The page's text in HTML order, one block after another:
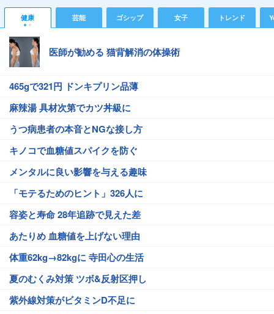
健康 芸能 ゴシップ 女子 トレンド
医師が勧める 猫背解消の体操術
465gで321円 ドンキプリン品薄
麻辣湯 具材次第でカツ丼級に
うつ病患者の本音とNGな接し方
キノコで血糖値スパイクを防ぐ
メンタルに良い影響を与える趣味
「モテるためのヒント」326人に
容姿と寿命 28年追跡で見えた差
あたりめ 血糖値を上げない理由
体重62kg→82kgに 寺田心の生活
夏のむくみ対策 ツボ&反射区押し
紫外線対策がビタミンD不足に